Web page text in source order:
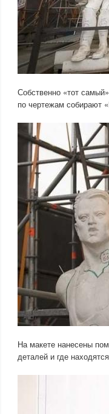
Собственно «тот
по чертежам собирают
На макете нанесены
деталей и где